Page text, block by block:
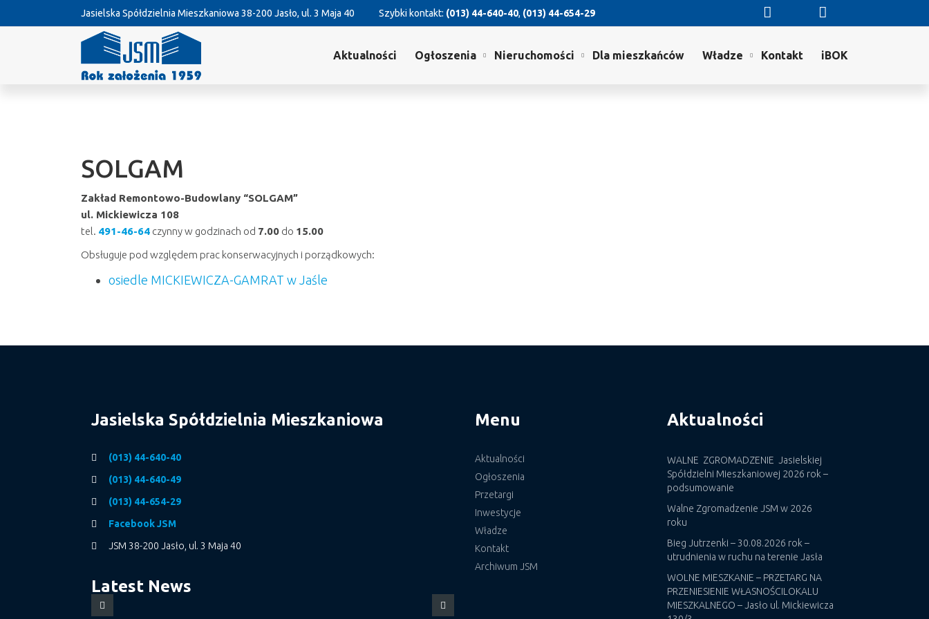
Jasielska Spółdzielnia Mieszkaniowa 38-200 Jasło, ul. 3 Maja 40 Szybki kontakt: (013) 44-640-40, (013) 44-654-29
Aktualności Ogłoszenia Nieruchomości Dla mieszkańców Władze Kontakt iBOK
SOLGAM
Zakład Remontowo-Budowlany “SOLGAM”
ul. Mickiewicza 108
tel. 491-46-64 czynny w godzinach od 7.00 do 15.00
Obsługuje pod względem prac konserwacyjnych i porządkowych:
osiedle MICKIEWICZA-GAMRAT w Jaśle
Jasielska Spółdzielnia Mieszkaniowa
(013) 44-640-40
(013) 44-640-49
(013) 44-654-29
Facebook JSM
JSM 38-200 Jasło, ul. 3 Maja 40
Latest News
Menu
Aktualności
Ogłoszenia
Przetargi
Inwestycje
Władze
Kontakt
Archiwum JSM
Aktualności
WALNE ZGROMADZENIE Jasielskiej
Spółdzielni Mieszkaniowej 2026 rok –
podsumowanie
Walne Zgromadzenie JSM w 2026
roku
Bieg Jutrzenki – 30.08.2026 rok –
utrudnienia w ruchu na terenie Jasła
WOLNE MIESZKANIE – PRZETARG NA
PRZENIESIENIE WŁASNOŚCILOKALU
MIESZKALNEGO – Jasło ul. Mickiewicza